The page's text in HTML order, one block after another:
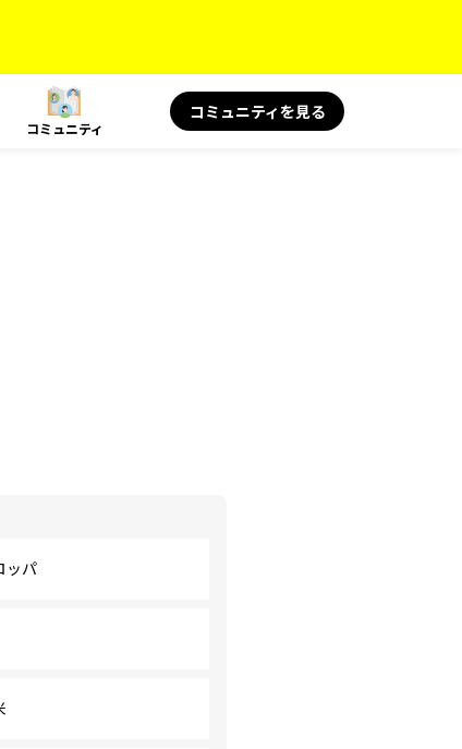
コミュニティ
コミュニティを見る
ッパ